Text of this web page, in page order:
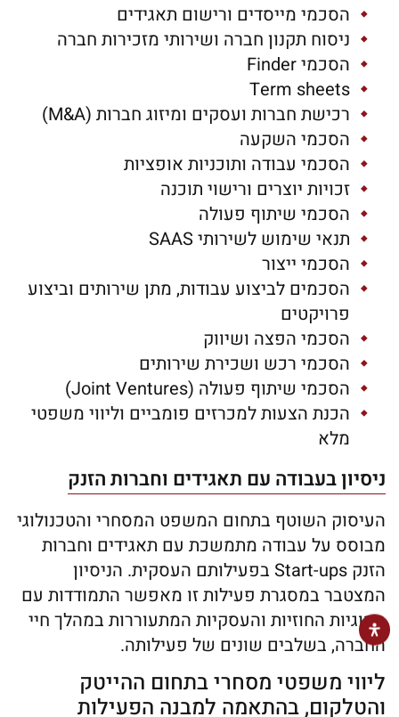
הסכמי מייסדים ורישום תאגידים
ניסוח תקנון חברה ושירותי מזכירות חברה
הסכמי Finder
Term sheets
רכישת חברות ועסקים ומיזוג חברות (M&A)
הסכמי השקעה
הסכמי עבודה ותוכניות אופציות
זכויות יוצרים ורישוי תוכנה
הסכמי שיתוף פעולה
תנאי שימוש לשירותי SAAS
הסכמי ייצור
הסכמים לביצוע עבודות, מתן שירותים וביצוע
פרויקטים
הסכמי הפצה ושיווק
הסכמי רכש ושכירת שירותים
הסכמי שיתוף פעולה (Joint Ventures)
הכנת הצעות למכרזים פומביים וליווי משפטי
מלא
ניסיון בעבודה עם תאגידים וחברות הזנק
העיסוק השוטף בתחום המשפט המסחרי והטכנולוגי
מבוסס על עבודה מתמשכת עם תאגידים וחברות
הזנק Start-ups בפעילותם העסקית. הניסיון
המצטבר במסגרת פעילות זו מאפשר התמודדות עם
הסוגיות החוזיות והעסקיות המתעוררות במהלך חיי
החברה, בשלבים שונים של פעילותה.
ליווי משפטי מסחרי בתחום ההייטק
והטלקום, בהתאמה למבנה הפעילות